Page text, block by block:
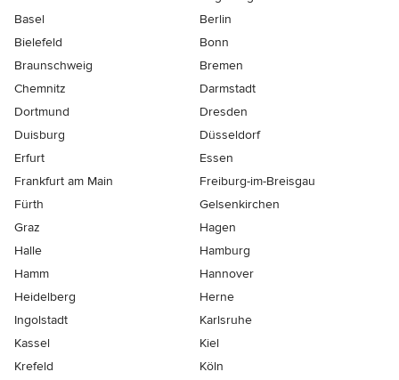
Basel
Berlin
Bielefeld
Bonn
Braunschweig
Bremen
Chemnitz
Darmstadt
Dortmund
Dresden
Duisburg
Düsseldorf
Erfurt
Essen
Frankfurt am Main
Freiburg-im-Breisgau
Fürth
Gelsenkirchen
Graz
Hagen
Halle
Hamburg
Hamm
Hannover
Heidelberg
Herne
Ingolstadt
Karlsruhe
Kassel
Kiel
Krefeld
Köln